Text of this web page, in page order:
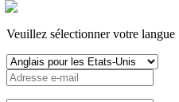
Veuillez sélectionner votre langue